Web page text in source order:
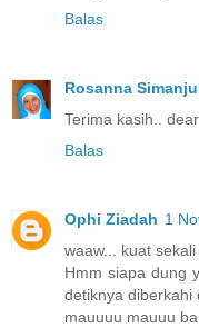
Balas
Rosanna
Terima kasih..
Balas
Ophi Ziadah 1
waaw... kuat sekali
Hmm siapa dung
detiknya diberkahi
mauuuu mauuu